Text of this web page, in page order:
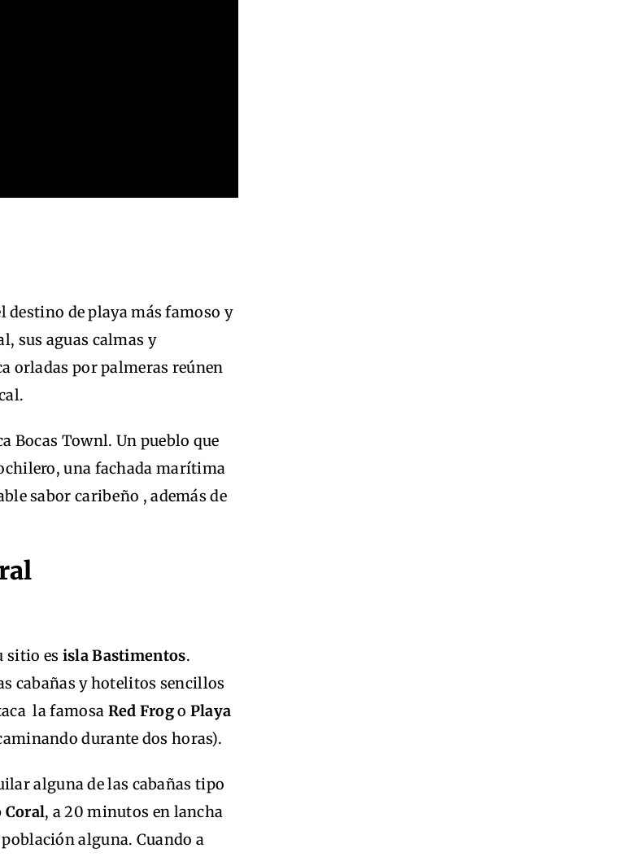
destino de playa más famoso y
sus aguas calmas y
orladas por palmeras reúnen
Bocas Townl. Un pueblo que
una fachada marítima
sabor caribeño , además de
sitio es isla Bastimentos.
cabañas y hotelitos sencillos
la famosa Red Frogo Playa
durante dos horas).
alguna de las cabañas tipo
Coral, a 20 minutos en lancha
alguna. Cuando a